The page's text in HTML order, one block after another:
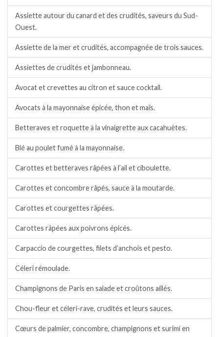
Assiette autour du canard et des crudités, saveurs du Sud-
Ouest.
Assiette de la mer et crudités, accompagnée de trois sauces.
Assiettes de crudités et jambonneau.
Avocat et crevettes au citron et sauce cocktail.
Avocats à la mayonnaise épicée, thon et maïs.
Betteraves et roquette à la vinaigrette aux cacahuètes.
Blé au poulet fumé à la mayonnaise.
Carottes et betteraves râpées à l’ail et ciboulette.
Carottes et concombre râpés, sauce à la moutarde.
Carottes et courgettes râpées.
Carottes râpées aux poivrons épicés.
Carpaccio de courgettes, filets d’anchois et pesto.
Céleri rémoulade.
Champignons de Paris en salade et croûtons aillés.
Chou-fleur et céleri-rave, crudités et leurs sauces.
Cœurs de palmier, concombre, champignons et surimi en